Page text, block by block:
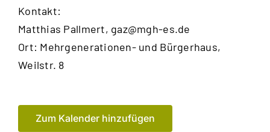
Kontakt:
Matthias Pallmert, gaz@mgh-es.de
Ort: Mehrgenerationen- und Bürgerhaus,
Weilstr. 8
Zum Kalender hinzufügen